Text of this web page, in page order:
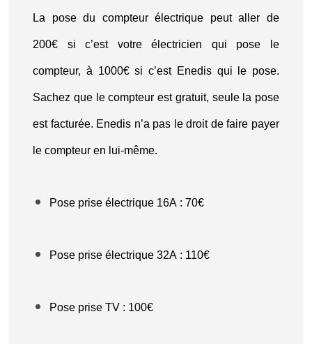
La pose du compteur électrique peut aller de
200€ si c’est votre électricien qui pose le
compteur, à 1000€ si c’est Enedis qui le pose.
Sachez que le compteur est gratuit, seule la pose
est facturée. Enedis n’a pas le droit de faire payer
le compteur en lui-même.
Pose prise électrique 16A : 70€
Pose prise électrique 32A : 110€
Pose prise TV : 100€